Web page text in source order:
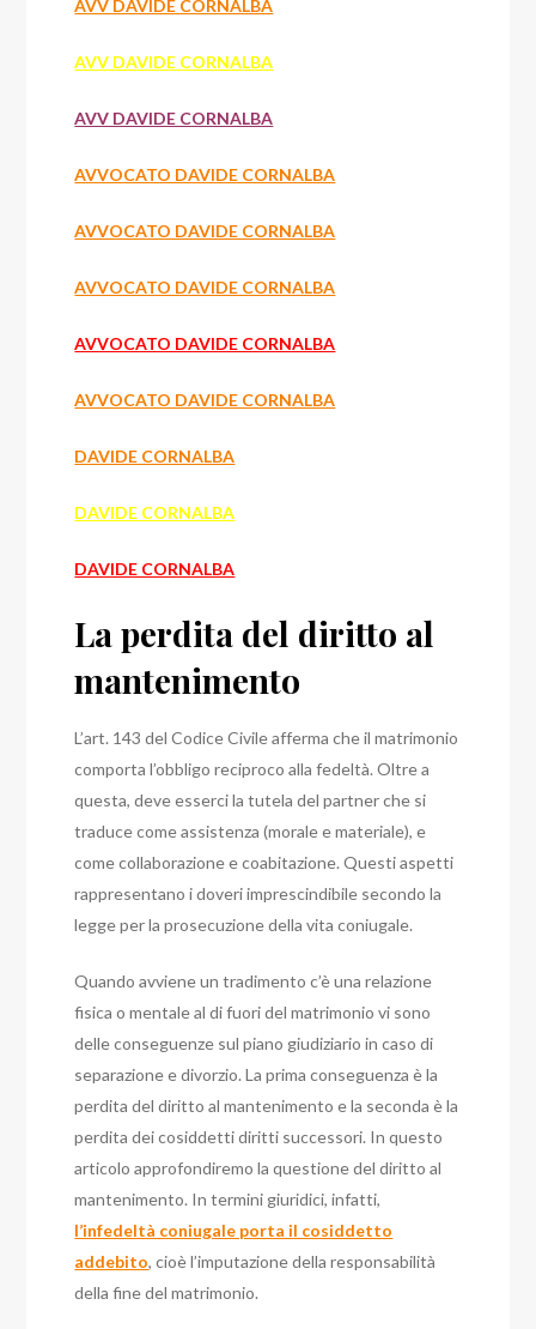
AVV DAVIDE CORNALBA
AVV DAVIDE CORNALBA
AVV DAVIDE CORNALBA
AVVOCATO DAVIDE CORNALBA
AVVOCATO DAVIDE CORNALBA
AVVOCATO DAVIDE CORNALBA
AVVOCATO DAVIDE CORNALBA
AVVOCATO DAVIDE CORNALBA
DAVIDE CORNALBA
DAVIDE CORNALBA
DAVIDE CORNALBA
La perdita del diritto al
mantenimento
L’art. 143 del Codice Civile afferma che il matrimonio
comporta l’obbligo reciproco alla fedeltà. Oltre a
questa, deve esserci la tutela del partner che si
traduce come assistenza (morale e materiale), e
come collaborazione e coabitazione. Questi aspetti
rappresentano i doveri imprescindibile secondo la
legge per la prosecuzione della vita coniugale.
Quando avviene un tradimento c’è una relazione
fisica o mentale al di fuori del matrimonio vi sono
delle conseguenze sul piano giudiziario in caso di
separazione e divorzio. La prima conseguenza è la
perdita del diritto al mantenimento e la seconda è la
perdita dei cosiddetti diritti successori. In questo
articolo approfondiremo la questione del diritto al
mantenimento. In termini giuridici, infatti,
l’infedeltà coniugale porta il cosiddetto
addebito, cioè l’imputazione della responsabilità
della fine del matrimonio.